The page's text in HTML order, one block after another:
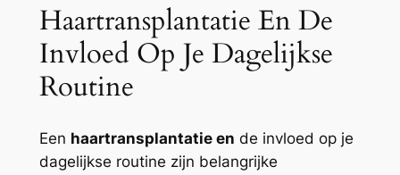
Haartransplantatie En De
Invloed Op Je Dagelijkse
Routine
Een haartransplantatie en de invloed op je
dagelijkse routine zijn belangrijke